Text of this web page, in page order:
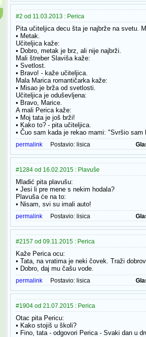
#2 od 11.03.2013 : Perica
Pita učiteljica decu šta je najbrže na svetu.
• Metak.
Učiteljica kaže:
• Dobro, metak je brz, ali nije najbrži.
Mali štreber Slaviša kaže:
• Svetlost.
• Bravo! - kaže učiteljica.
Mala Marica romantičarka kaže:
• Misao je brža od svetlosti.
Učiteljica je oduševljena:
• Bravo, Marice.
A mali Perica kaže:
• Moj tata je još brži!
• Kako to? - pita učiteljica.
• Čuo sam kada je rekao mami: "Svršio
permalink Postavio: lisica
#1284 od 16.02.2015 : Plavuše
Mladić pita plavušu:
• Jesi li pre mene s nekim hodala?
Plavuša će na to:
• Nisam, svi su imali auto!
permalink Postavio: lisica
#2157 od 09.11.2015 : Perica
Kaže Perica ocu:
• Tata, na vratima je neki čovek. Traži
• Dobro, daj mu čašu vode.
permalink Postavio: lisica
#1904 od 21.07.2015 : Perica
Otac pita Pericu:
• Kako stojiš u školi?
• Fino, tata - odgovori Perica - Svaki dan u